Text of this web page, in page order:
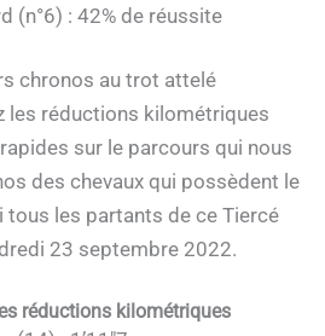
(n°6) : 42% de réussite
chronos au trot attelé
les réductions kilométriques
sur le parcours qui nous
des chevaux qui possèdent le
les partants de ce Tiercé
23 septembre 2022.
réductions kilométriques